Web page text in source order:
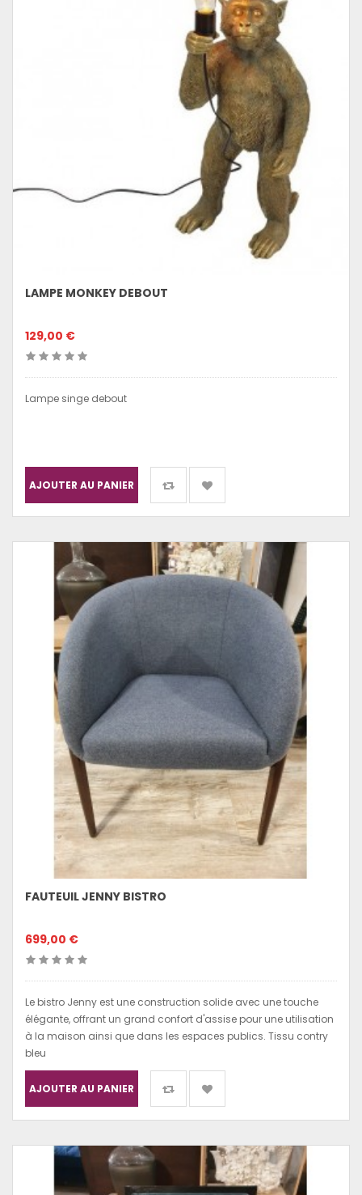
LAMPE MONKEY DEBOUT
129,00 €
Lampe singe debout
AJOUTER AU PANIER
FAUTEUIL JENNY BISTRO
699,00 €
Le bistro Jenny est une construction solide avec une touche
élégante, offrant un grand confort d'assise pour une utilisation
à la maison ainsi que dans les espaces publics. Tissu contry
bleu
AJOUTER AU PANIER